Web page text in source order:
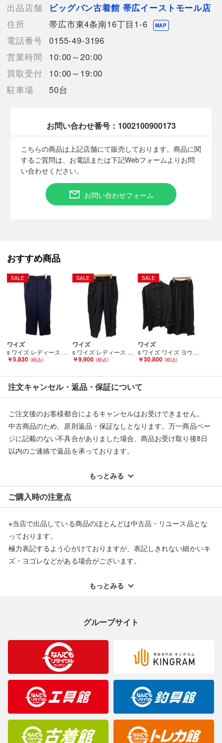
【使用予定配送業者】日本郵便 レターパックプラス
【こちらの商品は在庫連動システムを導入し、店頭や他ネットシ
ョップと併売を行なっておりますが、タイミングによりシステム
の反映が間に合わず欠品となってしまう場合がございます。
売切れの場合は、ご購入をキャンセルさせていただく場合がござ
います。】
【備考/コメント】
サイズは平置きでの計測となっております。
商品画像に関しては出来る限り忠実に表示出来るよう努めており
ますが、実際の商品と比較し色味に若干の誤差が生じる場合があ
りますこと予めご了承ください。
店頭との併売商品のため、記載に無い細かなキズ、汚れが見受け
られるなど多少商品状態が変化する場合がございます。
■弊社（株式会社オカモト）を装った偽装サイトにご注意くださ
い■
弊社（株式会社オカモト）の商品画像や文章を無断盗用した『偽
装サイト』を確認しておりますが、
当店とは一切関係がございませんのでご注意ください。
出品店舗
ビッグバン古着館 帯広イーストモール店
住所
帯広市東4条南16丁目1-6 MAP
電話番号 0155-49-3196
営業時間
10:00～20:00
買取受付
10:00～19:00
駐車場
50台
お問い合わせ番号： 1002100900173
こちらの商品は上記店舗にて販売しております。商品に関
するご質問は、お電話または下記Webフォームよりお問
い合わせください。
お問い合わせフォーム
おすすめ商品
SALE
ワイズ
s ワイズ レディース パンツ ストライプ SIZE 3 ネイビー Bランク
￥5,830
SALE
ワイズ
s ワイズ レディース パンツ SIZE 3 ブラック Bランク
￥9,900
SALE
ワイズ
s ワイズ ワイズ ヨウジヤマモト セットアップ ジャケット スカート ブラック Bランク
￥30,800
注文キャンセル・返品・保証について
ご注文後のお客様都合によるキャンセルはお受けできません。
中古商品のため、原則返品・保証なしとなります。万一商品ペー
ジに記載のない不具合がありました場合、商品お受け取り後8日
以内のご連絡で返品を承っております。
配送料ともに当社負担で対応いたします。
※オンラインストアで購入頂いた商品は、店頭での返品はお受け
できません。また、商品の修理及び交換に関しては承ることがで
返品・交換について
もっとみる
ご購入時の注意点
※当店で出品している商品のほとんどは中古品・リユース品とな
っております。
極力表記するよう心がけておりますが、表記しきれない細かいキ
ズ・ヨゴレなどがある場合がございます。
ご理解くださいますようお願い申し上げます。
合がございますのでご了承ください。
※表記したカラー名は、当社が判断した名称を掲載しています。
製造元が定めたカラー名と異なることもあります。色調などご不
明なことがありましたらご購入前にお問い合わせください。
商品について
もっとみる
グループサイト